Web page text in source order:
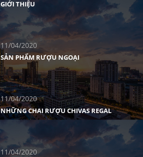
GIỚI THIỆU
11/04/2020
SẢN PHẨM RƯỢU NGOẠI
11/04/2020
NHỮNG CHAI RƯỢU CHIVAS REGAL
11/04/2020